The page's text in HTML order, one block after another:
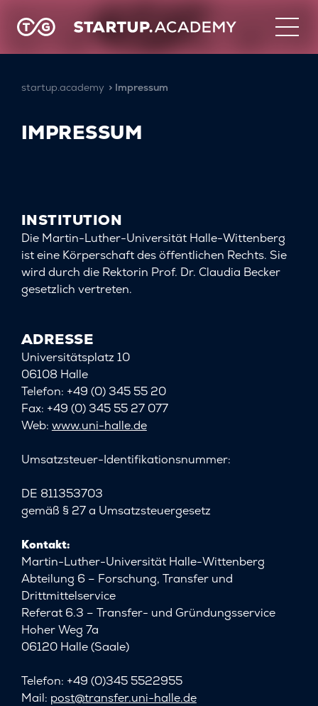
startup.academy Impressum
IMPRESSUM
INSTITUTION
Die Martin-Luther-Universität Halle-Wittenberg
ist eine Körperschaft des öffentlichen Rechts. Sie
wird durch die Rektorin Prof. Dr. Claudia Becker
gesetzlich vertreten.
ADRESSE
Universitätsplatz 10
06108 Halle
Telefon: +49 (0) 345 55 20
Fax: +49 (0) 345 55 27 077
Web: www.uni-halle.de
Umsatzsteuer-Identifikationsnummer:
DE 811353703
gemäß § 27 a Umsatzsteuergesetz
Kontakt:
Martin-Luther-Universität Halle-Wittenberg
Abteilung 6 – Forschung, Transfer und
Drittmittelservice
Referat 6.3 – Transfer- und Gründungsservice
Hoher Weg 7a
06120 Halle (Saale)
Telefon: +49 (0)345 5522955
Mail: post@transfer.uni-halle.de